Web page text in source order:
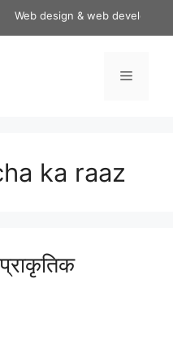
Web design & web development
Menu
ka raaz